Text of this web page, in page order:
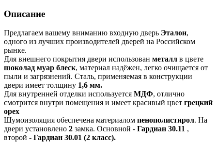
Описание
Предлагаем вашему вниманию входную дверь Эталон,
одного из лучших производителей дверей на Российском
рынке.
Для внешнего покрытия двери использован металл в цвете
шоколад муар блеск, материал надёжен, легко очищается от
пыли и загрязнений. Сталь, применяемая в конструкции
двери имеет толщину 1,6 мм.
Для внутренней отделки используется МДФ, отлично
смотрится внутри помещения и имеет красивый цвет грецкий
орех
Шумоизоляция обеспечена материалом пенополистирол. На
двери установлено 2 замка. Основной - Гардиан 30.11 ,
второй - Гардиан 30.01 (2 класс).